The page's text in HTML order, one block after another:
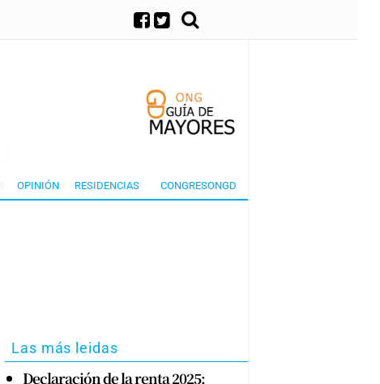
OPINIÓN RESIDENCIAS CONGRESONGD
Las más leidas
Declaración de la renta 2025: